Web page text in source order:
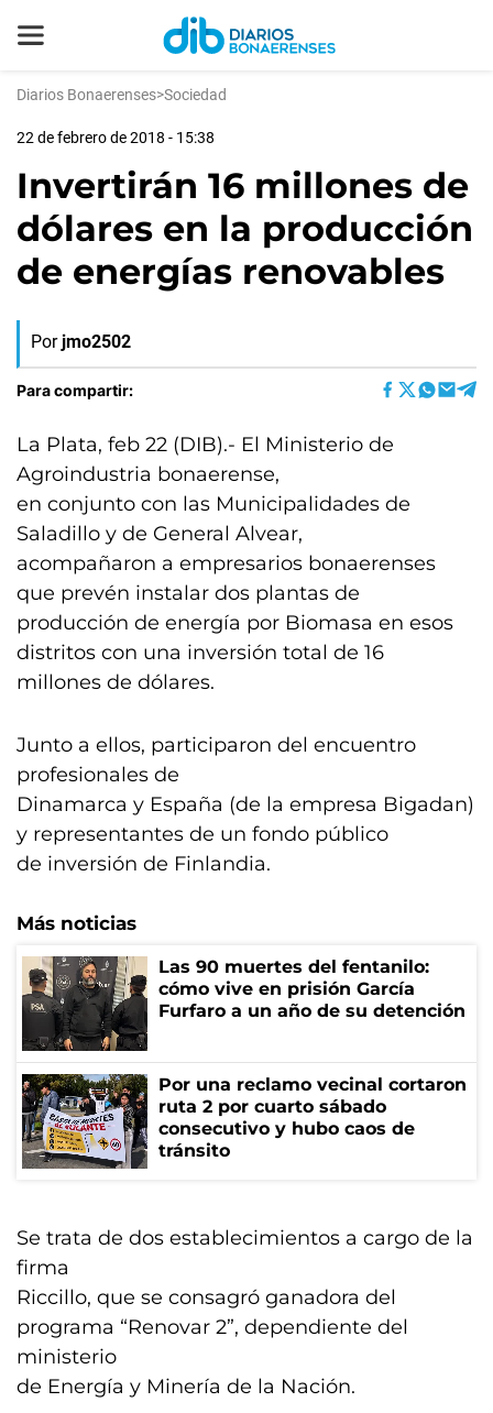
Diarios Bonaerenses>Sociedad
22 de febrero de 2018 - 15:38
Invertirán 16 millones de
dólares en la producción
de energías renovables
Por jmo2502
Para compartir:
La Plata, feb 22 (DIB).- El Ministerio de
Agroindustria bonaerense,
en conjunto con las Municipalidades de
Saladillo y de General Alvear,
acompañaron a empresarios bonaerenses
que prevén instalar dos plantas de
producción de energía por Biomasa en esos
distritos con una inversión total de 16
millones de dólares.
Junto a ellos, participaron del encuentro
profesionales de
Dinamarca y España (de la empresa Bigadan)
y representantes de un fondo público
de inversión de Finlandia.
Más noticias
Las 90 muertes del fentanilo:
cómo vive en prisión García
Furfaro a un año de su detención
Por una reclamo vecinal cortaron
ruta 2 por cuarto sábado
consecutivo y hubo caos de
tránsito
Se trata de dos establecimientos a cargo de la
firma
Riccillo, que se consagró ganadora del
programa “Renovar 2”, dependiente del
ministerio
de Energía y Minería de la Nación.